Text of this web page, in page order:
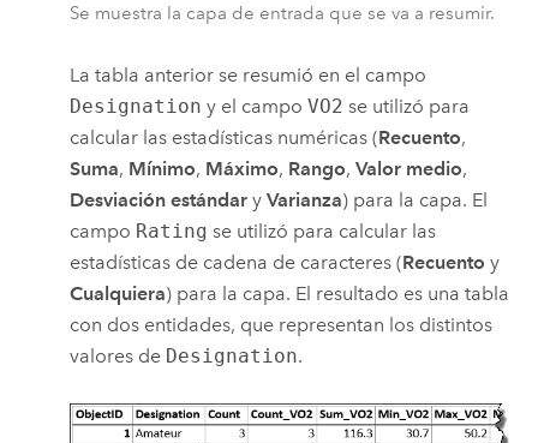
Se muestra la capa de entrada que se va a resumir.
La tabla anterior se resumió en el campo
Designation y el campoVO2 se utilizó para
calcular las estadísticas numéricas (Recuento,
Suma, Mínimo, Máximo, Rango,Valor medio,
Desviación estándar yVarianza) para la capa. El
campo Rating se utilizó para calcular las
estadísticas de cadena de caracteres (Recuento y
Cualquiera) para la capa. El resultado es una tabla
con dos entidades, que representan los distintos
valores de Designation.